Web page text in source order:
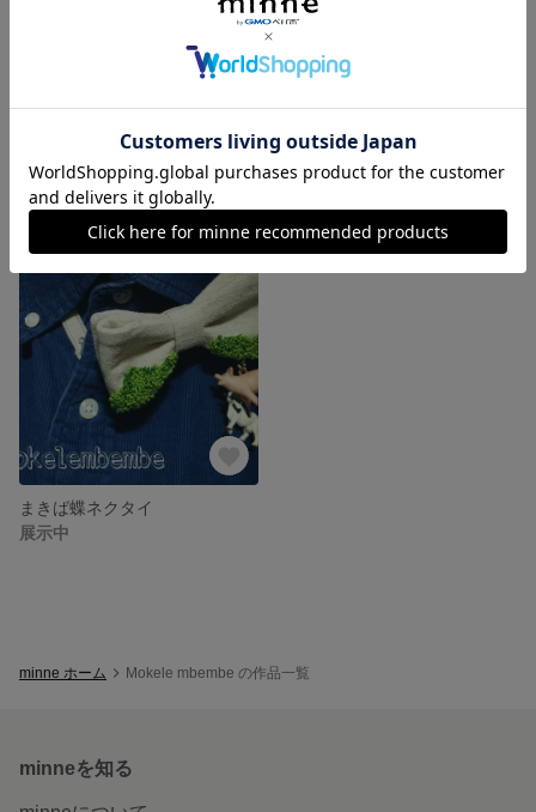
Fake Jellyfish△ミズクラゲ
900円
フェイクレザー蝶ネクタイ
展示中
まきば蝶ネクタイ
展示中
minne ホーム Mokele mbembe の作品一覧
minneを知る